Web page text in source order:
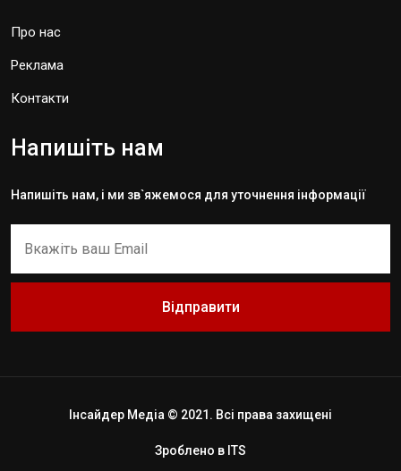
Про нас
Реклама
Контакти
Напишіть нам
Напишіть нам, і ми зв`яжемося для уточнення інформації
Відправити
Інсайдер Медіа © 2021. Всі права захищені
Зроблено в ITS